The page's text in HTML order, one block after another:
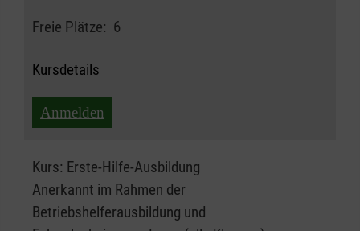
Freie Plätze: 6
Kursdetails
Anmelden
Kurs: Erste-Hilfe-Ausbildung
Anerkannt im Rahmen der
Betriebshelferausbildung und